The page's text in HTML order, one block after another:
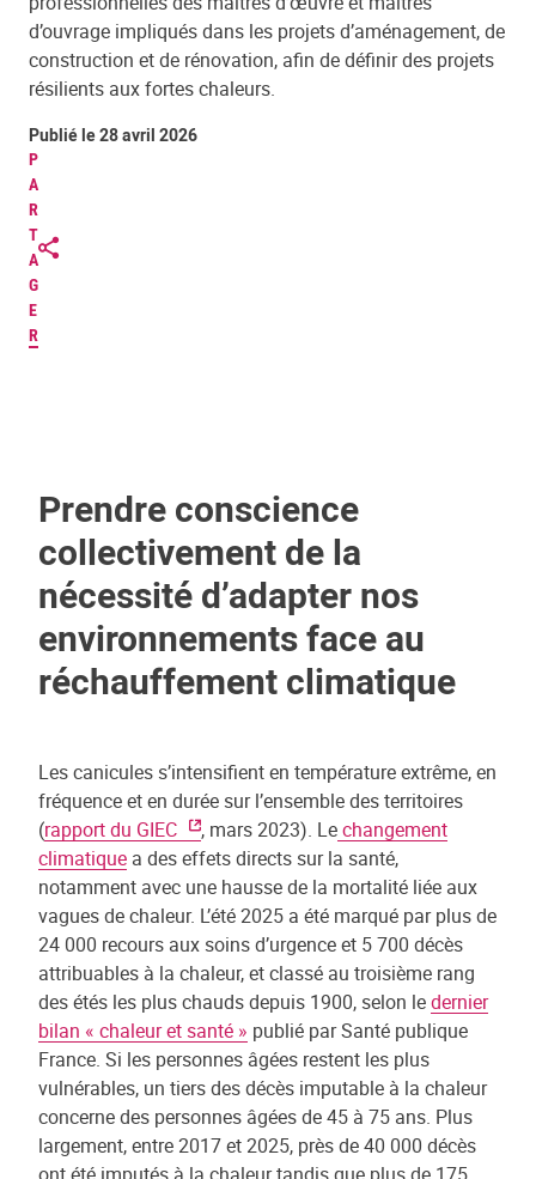
d’ouvrage impliqués dans les projets d’aménagement, de
construction et de rénovation, afin de définir des projets
résilients aux fortes chaleurs.
P
A
R
T
A
G
E
R
Publié le 28 avril 2026
Prendre conscience
collectivement de la
nécessité d’adapter nos
environnements face au
réchauffement climatique
Les canicules s’intensifient en température extrême, en
fréquence et en durée sur l’ensemble des territoires
(rapport du GIEC , mars 2023). Lechangement
climatique a des effets directs sur la santé,
notamment avec une hausse de la mortalité liée aux
vagues de chaleur. L’été 2025 a été marqué par plus de
24 000 recours aux soins d’urgence et 5 700 décès
attribuables à la chaleur, et classé au troisième rang
des étés les plus chauds depuis 1900, selon ledernier
bilan « chaleur et santé » publié par Santé publique
France. Si les personnes âgées restent les plus
vulnérables, un tiers des décès imputable à la chaleur
concerne des personnes âgées de 45 à 75 ans. Plus
largement, entre 2017 et 2025, près de 40 000 décès